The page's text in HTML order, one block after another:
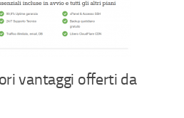
vantaggi offerti da